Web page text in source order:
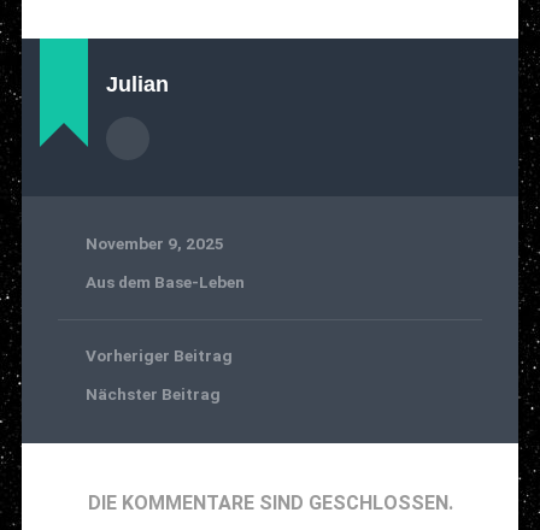
Julian
November 9, 2025
Aus dem Base-Leben
Vorheriger Beitrag
Nächster Beitrag
DIE KOMMENTARE SIND GESCHLOSSEN.